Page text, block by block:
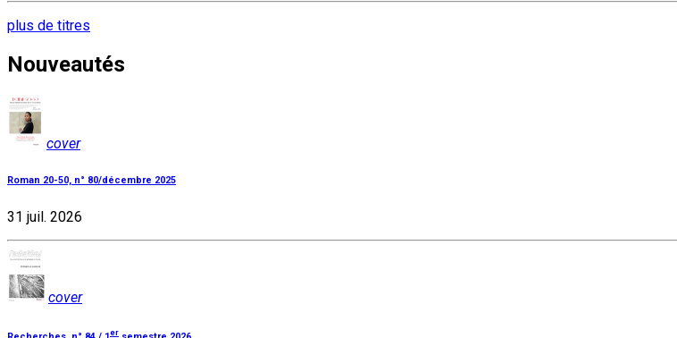
plus de titres
Nouveautés
cover
Roman 20-50, n° 80/décembre 2025
31 juil. 2026
cover
er